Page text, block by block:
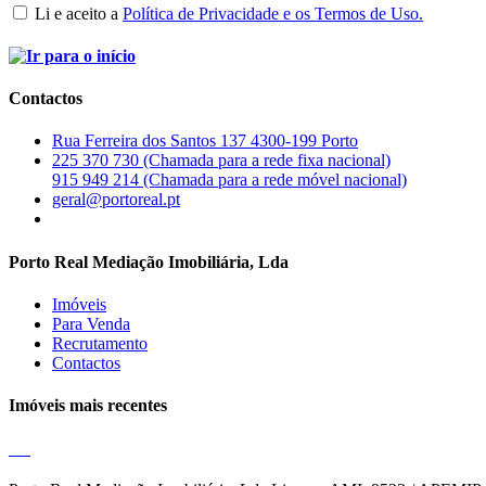
Li e aceito a Política de Privacidade e os Termos de Uso.
Contactos
Rua Ferreira dos Santos 137 4300-199 Porto
225 370 730 (Chamada para a rede fixa nacional)
915 949 214 (Chamada para a rede móvel nacional)
geral@portoreal.pt
Porto Real Mediação Imobiliária, Lda
Imóveis
Para Venda
Recrutamento
Contactos
Imóveis mais recentes